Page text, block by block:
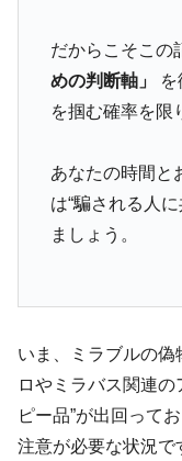
だからこそこの
めの判断軸」
を掴む確率を限
あなたの時間と
は“騙される人
ましょう。
いま、ミラブルの
ロやミラバス関連の
ピー品”が出回って
注意が必要な状況で